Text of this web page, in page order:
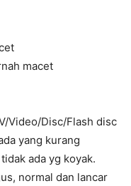
macet
Video/Disc/Flash disc
yang kurang
ada yg koyak.
normal dan lancar